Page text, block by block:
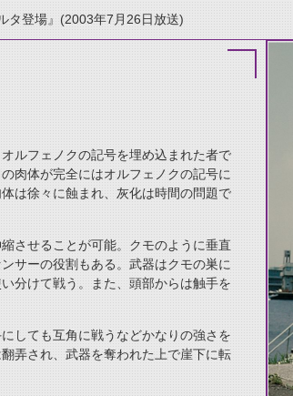
タ登場』(2003年7月26日放送)
ルフェノクの記号を埋め込まれた者で
肉体が完全にはオルフェノクの記号に
は徐々に蝕まれ、灰化は時間の問題で
させることが可能。クモのように垂直
サーの役割もある。武器はクモの巣に
分けて戦う。また、頭部からは触手を
しても互角に戦うなどかなりの強さを
弄され、武器を奪われた上で崖下に転
thumbnail Prev